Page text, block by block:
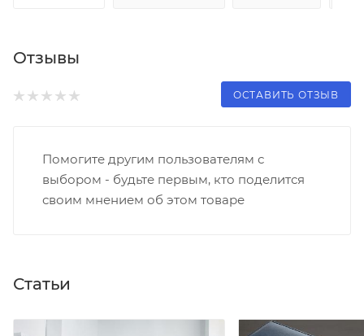
Отзывы
ОСТАВИТЬ ОТЗЫВ
Помогите другим пользователям с
выбором - будьте первым, кто поделится
своим мнением об этом товаре
Статьи